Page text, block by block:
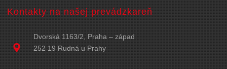
Kontakty na našej prevádzkareň
Dvorská 1163/2, Praha – západ
252 19 Rudná u Prahy